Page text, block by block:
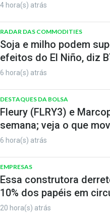
4 hora(s) atrás
RADAR DAS COMMODITIES
Soja e milho podem
efeitos do El Niño, diz
6 hora(s) atrás
DESTAQUES DA BOLSA
Fleury (FLRY3) e
semana; veja o que
6 hora(s) atrás
EMPRESAS
Essa construtora
10% dos papéis em
20 hora(s) atrás